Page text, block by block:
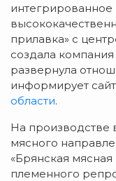
интегрированное
прилавка» с
создала
развернула
информирует сайт
области.
На производстве
мясного
«Брянская мясная
племенного